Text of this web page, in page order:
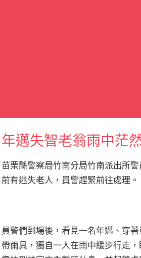
年邁失智老翁雨中茫
苗栗縣警察局竹南分局竹南派出所
前有迷失老人，員警趕緊前往處理。
員警們到場後，看見一名年邁、穿
帶雨具，獨自一人在雨中緩步行走